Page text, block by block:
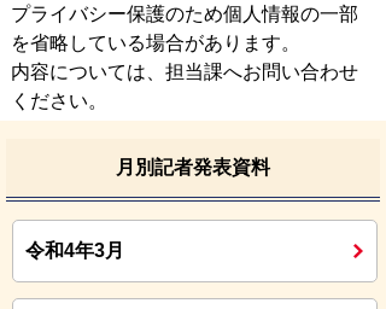
プライバシー保護のため個人情報の一部
を省略している場合があります。
内容については、担当課へお問い合わせ
ください。
月別記者発表資料
令和4年3月